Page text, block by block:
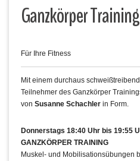
Ganzkörper Training
Für Ihre Fitness
Mit einem durchaus
Teilnehmer des Ganzkörper
von Susanne Schachler in Form.
Donnerstags 18:40 Uhr bis 19:55
GANZKÖRPER TRAINING
Muskel- und Mobilisationsübungen